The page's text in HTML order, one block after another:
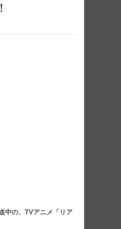
中の、TVアニメ「リア